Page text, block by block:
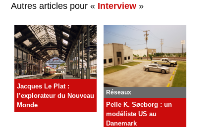
Autres articles pour « Interview »
Jacques Le Plat :
l’explorateur du Nouveau
Monde
Réseaux
Pelle K. Søeborg : un
modéliste US au
Danemark